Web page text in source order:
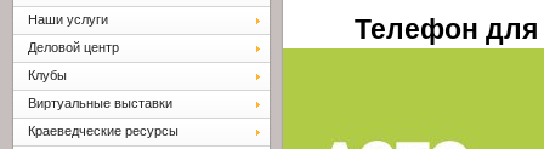
Телефон для
Наши услуги
Деловой центр
Клубы
Виртуальные выставки
Краеведческие ресурсы